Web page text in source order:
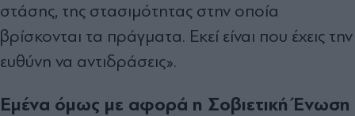
στάσης, της στασιμότητας στην οποία
βρίσκονται τα πράγματα. Εκεί είναι που έχεις την
ευθύνη να αντιδράσεις».
Εμένα όμως με αφορά η Σοβιετική Ένωση